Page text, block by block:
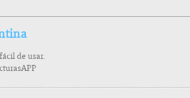
de usar.